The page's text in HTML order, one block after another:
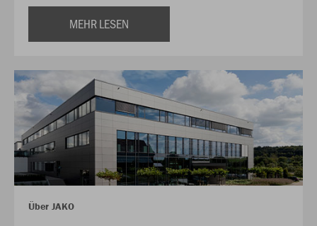
MEHR LESEN
Über JAKO